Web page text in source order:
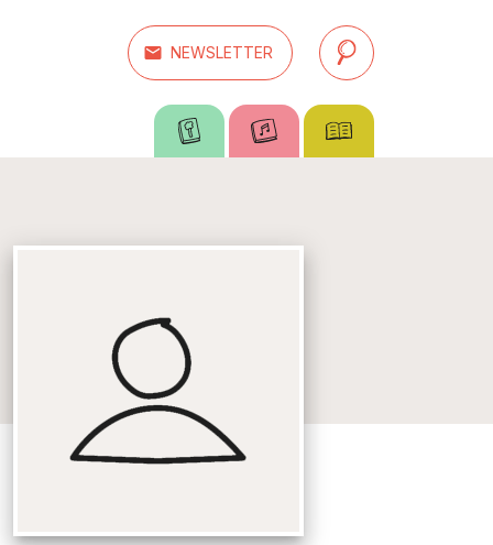
email NEWSLETTER
search